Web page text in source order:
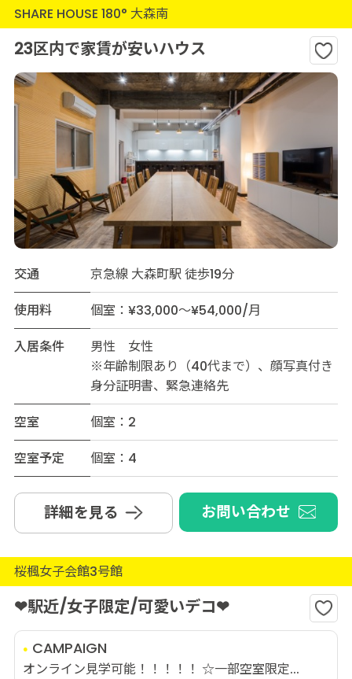
SHARE HOUSE 180° 大森南
23区内で家賃が安いハウス
交通
京急線 大森町駅 徒歩19分
使用料
個室：¥33,000～¥54,000/月
入居条件
男性 女性
※年齢制限あり（40代まで）、顔写真付き
身分証明書、緊急連絡先
空室
個室：2
空室予定
個室：4
詳細を見る お問い合わせ
桜楓女子会館3号館
❤駅近/女子限定/可愛いデコ❤
CAMPAIGN
オンライン見学可能！！！！！ ☆一部空室限定...